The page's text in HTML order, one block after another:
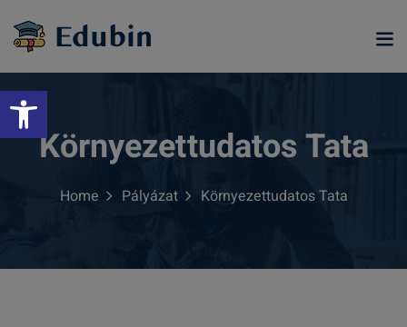
Eszköztár megnyitása
content
Környezettudatos Tata
Home Pályázat Környezettudatos Tata